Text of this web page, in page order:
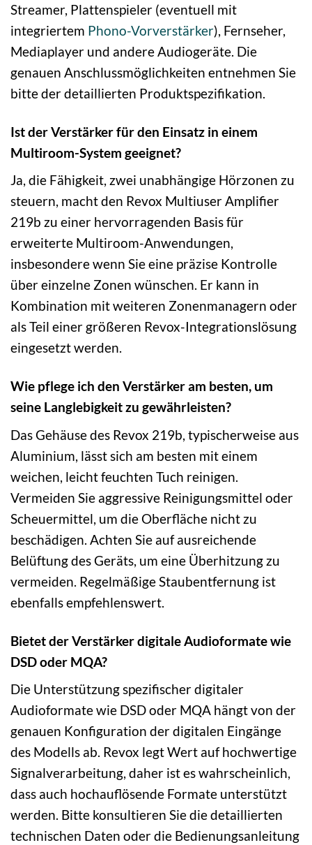
Streamer, Plattenspieler (eventuell mit
integriertem Phono-Vorverstärker), Fernseher,
Mediaplayer und andere Audiogeräte. Die
genauen Anschlussmöglichkeiten entnehmen Sie
bitte der detaillierten Produktspezifikation.
Ist der Verstärker für den Einsatz in einem
Multiroom-System geeignet?
Ja, die Fähigkeit, zwei unabhängige Hörzonen zu
steuern, macht den Revox Multiuser Amplifier
219b zu einer hervorragenden Basis für
erweiterte Multiroom-Anwendungen,
insbesondere wenn Sie eine präzise Kontrolle
über einzelne Zonen wünschen. Er kann in
Kombination mit weiteren Zonenmanagern oder
als Teil einer größeren Revox-Integrationslösung
eingesetzt werden.
Wie pflege ich den Verstärker am besten, um
seine Langlebigkeit zu gewährleisten?
Das Gehäuse des Revox 219b, typischerweise aus
Aluminium, lässt sich am besten mit einem
weichen, leicht feuchten Tuch reinigen.
Vermeiden Sie aggressive Reinigungsmittel oder
Scheuermittel, um die Oberfläche nicht zu
beschädigen. Achten Sie auf ausreichende
Belüftung des Geräts, um eine Überhitzung zu
vermeiden. Regelmäßige Staubentfernung ist
ebenfalls empfehlenswert.
Bietet der Verstärker digitale Audioformate wie
DSD oder MQA?
Die Unterstützung spezifischer digitaler
Audioformate wie DSD oder MQA hängt von der
genauen Konfiguration der digitalen Eingänge
des Modells ab. Revox legt Wert auf hochwertige
Signalverarbeitung, daher ist es wahrscheinlich,
dass auch hochauflösende Formate unterstützt
werden. Bitte konsultieren Sie die detaillierten
technischen Daten oder die Bedienungsanleitung